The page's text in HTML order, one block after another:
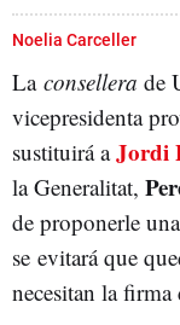
GEMMA GEIS
Noelia Carceller
La consellera de
vicepresidenta
sustituirá aJordi
la Generalitat,
de proponerle
se evitará que
necesitan la firma